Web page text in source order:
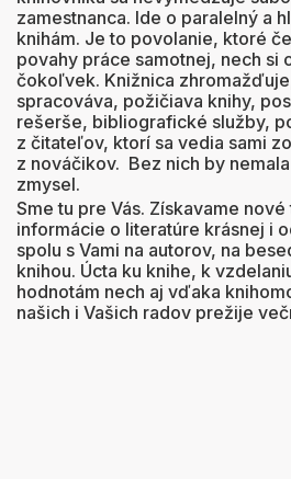
zamestnanca. Ide o paralelný a
knihám. Je to povolanie, ktoré
povahy práce samotnej, nech si
čokoľvek. Knižnica
spracováva, požičiava knihy,
rešerše, bibliografické služby,
z čitateľov, ktorí sa vedia sami
z nováčikov. Bez nich by
zmysel.
Sme tu pre Vás. Získavame
informácie o literatúre krásnej i
spolu s Vami na autorov, na
knihou. Úcta ku knihe, k
hodnotám nech aj vďaka
našich i Vašich radov prežije